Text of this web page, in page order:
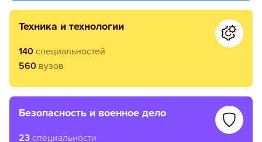
техника и технологии
140 специальностей
560 вузов
безопасность и военное дело
23 специальности